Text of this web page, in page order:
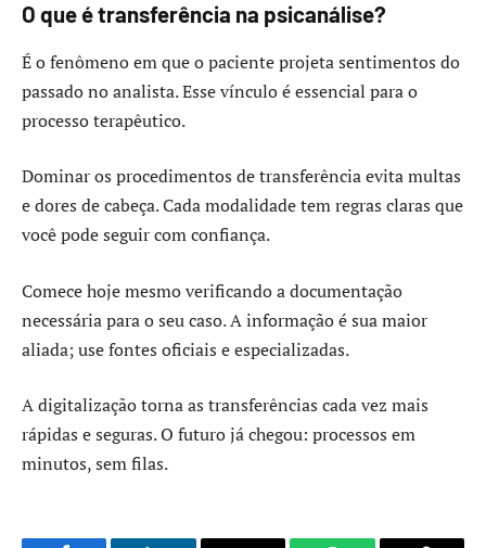
O que é transferência na psicanálise?
É o fenômeno em que o paciente projeta sentimentos do
passado no analista. Esse vínculo é essencial para o
processo terapêutico.
Dominar os procedimentos de transferência evita multas
e dores de cabeça. Cada modalidade tem regras claras que
você pode seguir com confiança.
Comece hoje mesmo verificando a documentação
necessária para o seu caso. A informação é sua maior
aliada; use fontes oficiais e especializadas.
A digitalização torna as transferências cada vez mais
rápidas e seguras. O futuro já chegou: processos em
minutos, sem filas.